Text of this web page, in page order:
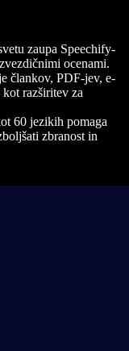
zaupa Speechify-
ocenami.
člankov, PDF-jev, e-
razširitev za
60 jezikih pomaga
zbranost in